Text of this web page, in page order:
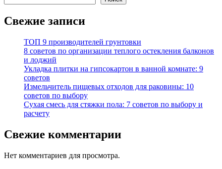
Свежие записи
ТОП 9 производителей грунтовки
8 советов по организации теплого остекления балконов
и лоджий
Укладка плитки на гипсокартон в ванной комнате: 9
советов
Измельчитель пищевых отходов для раковины: 10
советов по выбору
Сухая смесь для стяжки пола: 7 советов по выбору и
расчету
Свежие комментарии
Нет комментариев для просмотра.